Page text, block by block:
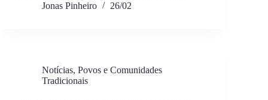
Jonas Pinheiro
26/02
Notícias, Povos e Comunidades
Tradicionais